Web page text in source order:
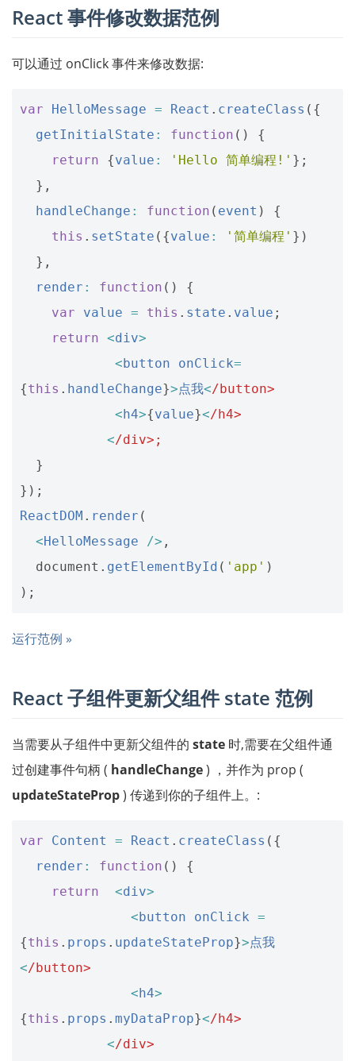
React 事件修改数据范例
可以通过 onClick 事件来修改数据:
var HelloMessage = React . createClass ({
getInitialState : function ()
{
return
{value : 'Hello 简单编程!' };
},
handleChange : function ( event )
{
this . setState ({value : '简单编程' })
},
render : function ()
{
var
value = this . state . value ;
return <div>
<button onClick=
{this . handleChange}>点我</button>
<h4>{value}</h4>
</div>;
}
});
ReactDOM . render (
<HelloMessage /> ,
document . getElementById ( 'app' )
);
运行范例 »
React 子组件更新父组件 state 范例
当需要从子组件中更新父组件的 state 时,需要在父组件通
过创建事件句柄 ( handleChange) ，并作为 prop (
updateStateProp) 传递到你的子组件上。:
var Content = React . createClass ({
render : function ()
{
return
<div>
<button onClick =
{this . props . updateStateProp}>点我
</button>
<h4>
{this . props . myDataProp}</h4>
</div>